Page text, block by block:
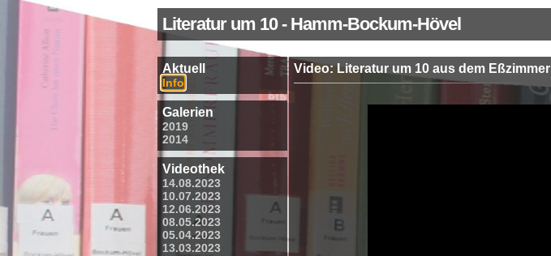
Literatur um 10 - Hamm-Bockum-Hövel
Aktuell
Info
Galerien
2019
2014
Videothek
14.08.2023
10.07.2023
12.06.2023
08.05.2023
05.04.2023
13.03.2023
Video: Literatur um 10 aus dem Eßzimmer